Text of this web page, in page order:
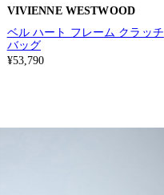
VIVIENNE WESTWOOD
ベル ハート フレーム クラッチ
バッグ
¥53,790